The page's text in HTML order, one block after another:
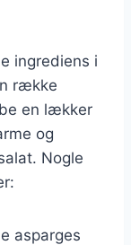
ingrediens i
række
en lækker
og
Nogle
asparges